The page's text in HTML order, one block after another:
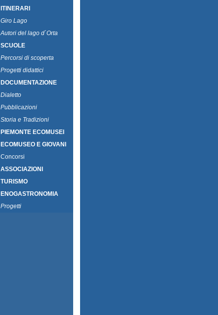
ITINERARI
Giro Lago
Autori del lago d`Orta
SCUOLE
Percorsi di scoperta
Progetti didattici
DOCUMENTAZIONE
Dialetto
Pubblicazioni
Storia e Tradizioni
PIEMONTE ECOMUSEI
ECOMUSEO E GIOVANI
Concorsi
ASSOCIAZIONI
TURISMO
ENOGASTRONOMIA
Progetti